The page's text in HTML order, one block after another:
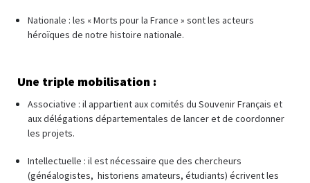
Nationale : les « Morts pour la France » sont les acteurs
héroïques de notre histoire nationale.
Une triple mobilisation :
Associative : il appartient aux comités du Souvenir Français et
aux délégations départementales de lancer et de coordonner
les projets.
Intellectuelle : il est nécessaire que des chercheurs
(généalogistes, historiens amateurs, étudiants) écrivent les